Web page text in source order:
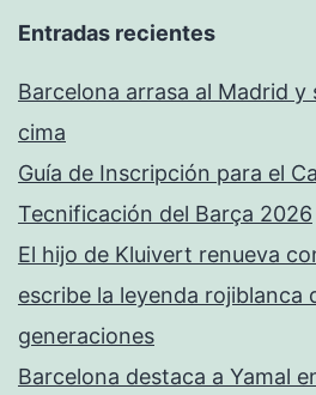
Entradas recientes
Barcelona arrasa al Madrid y
cima
Guía de Inscripción para el
Tecnificación del Barça 2026
El hijo de Kluivert renueva
escribe la leyenda rojiblanca
generaciones
Barcelona destaca a Yamal